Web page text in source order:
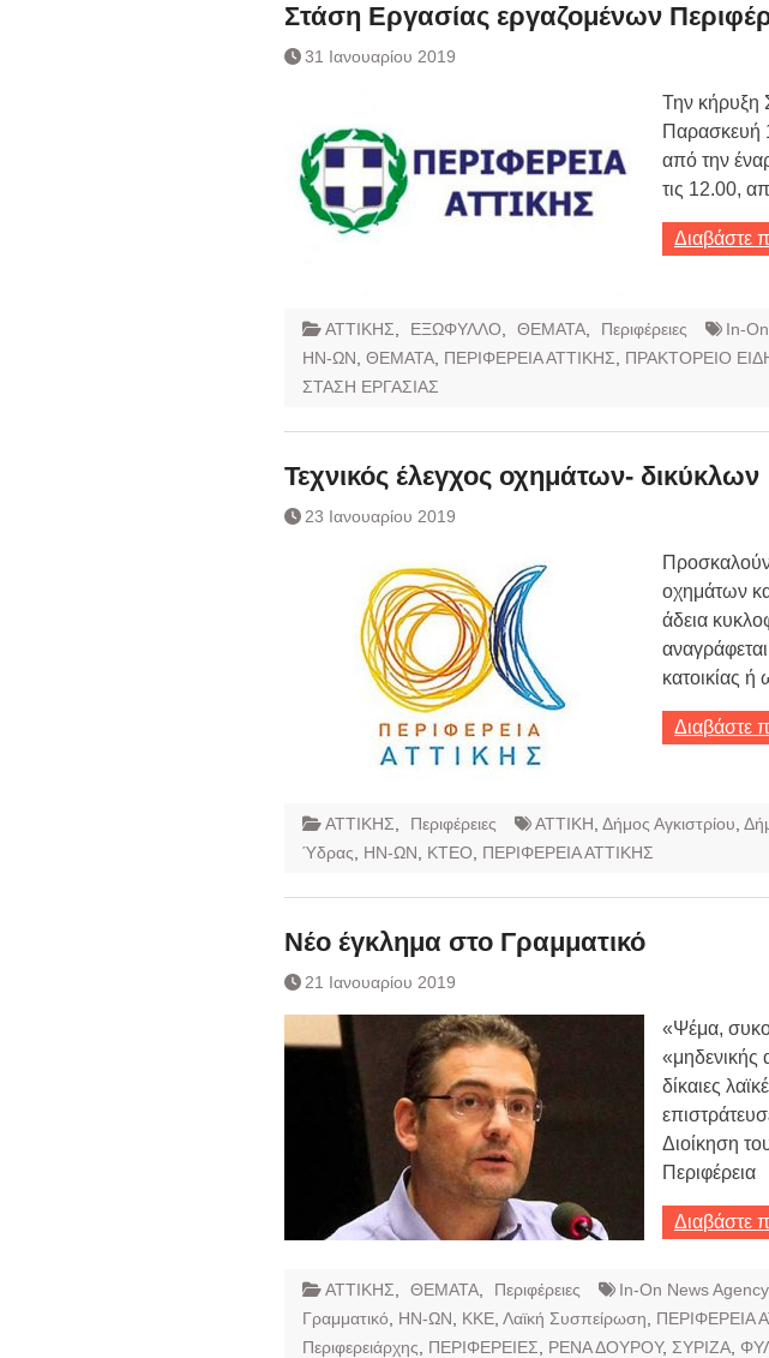
Τραπεζογραμματίων 7-3-2019
Ημερήσιο Δελτίο Τιμών
Κάθοδος αγροτών
Δικαιοσύνη
Στάση Εργασίας εργαζομένων
31 Ιανουαρίου 2019
Την κήρυξη
Παρασκευή
από την
τις 12.00,
Διαβάστε
ΑΤΤΙΚΗΣ ΕΞΩΦΥΛΛΟ ΘΕΜΑΤΑ Περιφέρειες In-
ΗΝ-ΩΝ ΘΕΜΑΤΑ ΠΕΡΙΦΕΡΕΙΑ ΑΤΤΙΚΗΣ ΠΡΑΚΤΟΡΕΙΟ
ΣΤΑΣΗ ΕΡΓΑΣΙΑΣ
Τεχνικός έλεγχος οχημάτων- δικύκλων
23 Ιανουαρίου 2019
οχημάτων
άδεια
κατοικίας ή
Διαβάστε
ΑΤΤΙΚΗΣ Περιφέρειες ΑΤΤΙΚΗ Δήμος Αγκιστρίου
Ύδρας
ΗΝ-ΩΝ ΚΤΕΟ ΠΕΡΙΦΕΡΕΙΑ ΑΤΤΙΚΗΣ
Νέο έγκλημα στο Γραμματικό
21 Ιανουαρίου 2019
«Ψέμα,
«μηδενικής
δίκαιες
Διοίκηση
Περιφέρεια
Διαβάστε
ΑΤΤΙΚΗΣ ΘΕΜΑΤΑ Περιφέρειες In-On News Agency,
Γραμματικό
ΗΝ-ΩΝ ΚΚΕ Λαϊκή Συσπείρωση ΠΕΡΙΦΕΡΕΙΑ
Περιφερειάρχης
ΠΕΡΙΦΕΡΕΙΕΣ ΡΕΝΑ ΔΟΥΡΟΥ, ΣΥΡΙΖΑ